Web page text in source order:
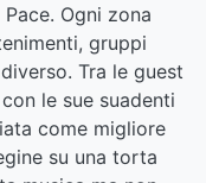
Ogni zona
gruppi
Tra le guest
le sue suadenti
come migliore
su una torta